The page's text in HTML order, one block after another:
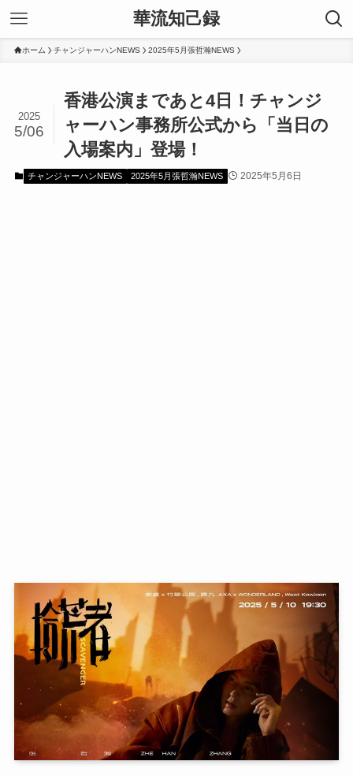
華流知己録
ホーム チャンジャーハンNEWS 2025年5月張哲瀚NEWS
香港公演まであと4日！チャンジ
ャーハン事務所公式から「当日の
入場案内」登場！
2025
5/06
チャンジャーハンNEWS 2025年5月張哲瀚NEWS 2025年5月6日